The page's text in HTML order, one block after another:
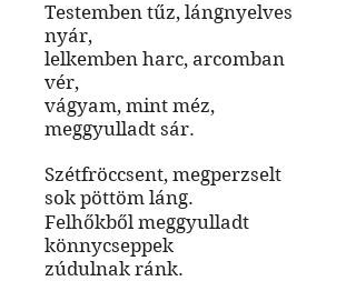
Testemben tűz, lángnyelves
nyár,
lelkemben harc, arcomban
vér,
vágyam, mint méz,
meggyulladt sár.
Szétfröccsent, megperzselt
sok pöttöm láng.
Felhőkből meggyulladt
könnycseppek
zúdulnak ránk.